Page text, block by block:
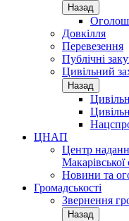
Назад
Довкілля
Перевезення
Публічні
Цивільний
Назад
ЦНАП
Центр
Новини та
Громадськості
Звернення
Назад